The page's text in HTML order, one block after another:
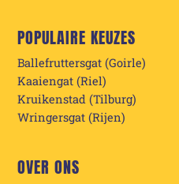
POPULAIRE KEUZES
Ballefruttersgat (Goirle)
Kaaiengat (Riel)
Kruikenstad (Tilburg)
Wringersgat (Rijen)
OVER ONS